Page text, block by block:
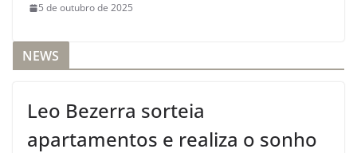
5 de outubro de 2025
NEWS
Leo Bezerra sorteia
apartamentos e realiza o sonho